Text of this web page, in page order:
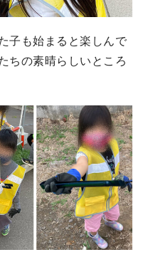
子も始まると楽しんで
ちの素晴らしいところ